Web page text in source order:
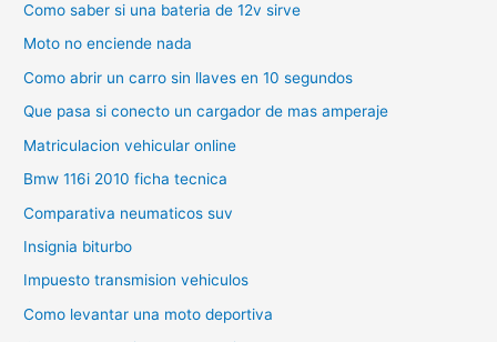
Como saber si una bateria de 12v sirve
Moto no enciende nada
Como abrir un carro sin llaves en 10 segundos
Que pasa si conecto un cargador de mas amperaje
Matriculacion vehicular online
Bmw 116i 2010 ficha tecnica
Comparativa neumaticos suv
Insignia biturbo
Impuesto transmision vehiculos
Como levantar una moto deportiva